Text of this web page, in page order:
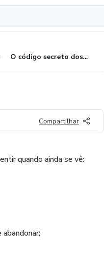
O código secreto dos relacionamentos
Compartilhar
quando ainda se vê: